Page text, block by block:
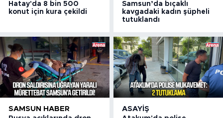
Hatay'da 8 bin 500
konut için kura çekildi
Samsun’da bıçaklı
kavgadaki kadın şüpheli
tutuklandı
SAMSUN HABER ASAYIŞ